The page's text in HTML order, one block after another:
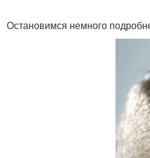
Остановимся немного